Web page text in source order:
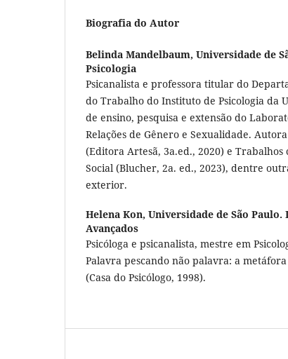
Biografia do Autor
Belinda Mandelbaum, Universidade de
Psicologia
Psicanalista e professora titular do
do Trabalho do Instituto de Psicologia da
de ensino, pesquisa e extensão do
Relações de Gênero e Sexualidade.
(Editora Artesã, 3a.ed., 2020) e Trabalhos
Social (Blucher, 2a. ed., 2023), dentre
exterior.
Helena Kon, Universidade de São
Avançados
Psicóloga e psicanalista, mestre em
Palavra pescando não palavra: a
(Casa do Psicólogo, 1998).